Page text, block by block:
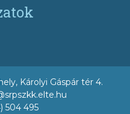
Károlyi Gáspár tér 4.
504 495